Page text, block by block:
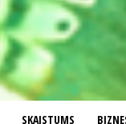
SKAISTUMS